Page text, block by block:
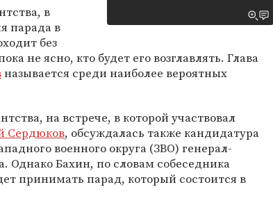
в
парада в
без
не ясно, кто будет его возглавлять. Глава
называется среди наиболее вероятных
на встрече, в которой участвовал
Сердюков, обсуждалась также кандидатура
военного округа (ЗВО) генерал-
Однако Бахин, по словам собеседника
принимать парад, который состоится в